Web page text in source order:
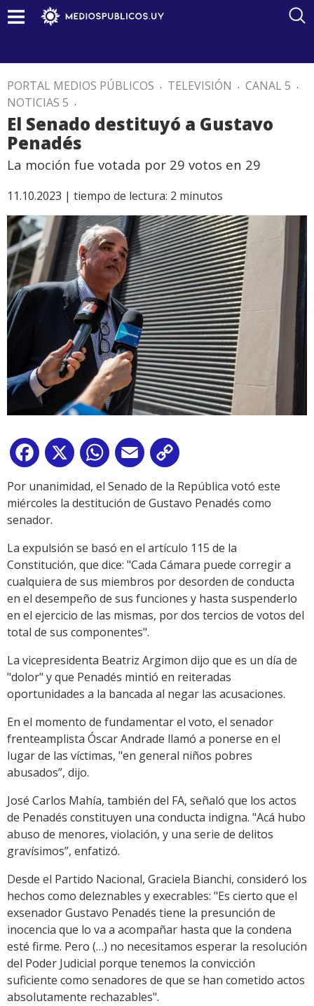
PORTAL MEDIOS PÚBLICOS . TELEVISIÓN . CANAL 5 .
NOTICIAS 5 .
El Senado destituyó a Gustavo
Penadés
La moción fue votada por 29 votos en 29
11.10.2023 | tiempo de lectura: 2 minutos
Facebook
X WhatsApp
Email
Link
Por unanimidad, el Senado de la República votó este
miércoles la destitución de Gustavo Penadés como
senador.
La expulsión se basó en el artículo 115 de la
Constitución, que dice: "Cada Cámara puede corregir a
cualquiera de sus miembros por desorden de conducta
en el desempeño de sus funciones y hasta suspenderlo
en el ejercicio de las mismas, por dos tercios de votos del
total de sus componentes".
La vicepresidenta Beatriz Argimon dijo que es un día de
"dolor" y que Penadés mintió en reiteradas
oportunidades a la bancada al negar las acusaciones.
En el momento de fundamentar el voto, el senador
frenteamplista Óscar Andrade llamó a ponerse en el
lugar de las víctimas, "en general niños pobres
abusados”, dijo.
José Carlos Mahía, también del FA, señaló que los actos
de Penadés constituyen una conducta indigna. "Acá hubo
abuso de menores, violación, y una serie de delitos
gravísimos”, enfatizó.
Desde el Partido Nacional, Graciela Bianchi, consideró los
hechos como deleznables y execrables: "Es cierto que el
exsenador Gustavo Penadés tiene la presunción de
inocencia que lo va a acompañar hasta que la condena
esté firme. Pero (…) no necesitamos esperar la resolución
del Poder Judicial porque tenemos la convicción
suficiente como senadores de que se han cometido actos
absolutamente rechazables".